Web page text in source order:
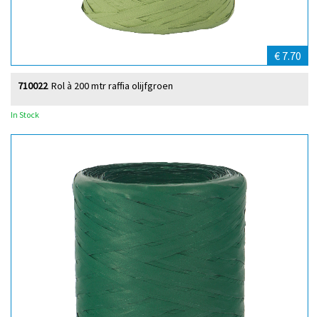
€ 7.70
Rol à 200 mtr raffia olijfgroen
710022
In Stock